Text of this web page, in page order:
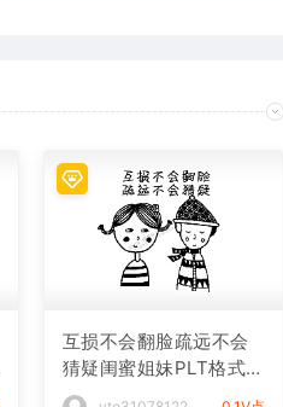
互损不会翻脸疏远不会
猜疑闺蜜姐妹PLT格式激
光打标文件通用矢量图